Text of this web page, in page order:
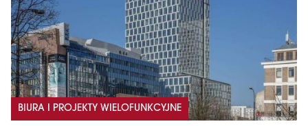
BIURA I PROJEKTY WIELOFUNKCYJNE